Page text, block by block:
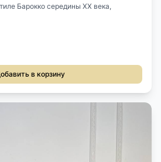
Барокко середины XX века,
в корзину